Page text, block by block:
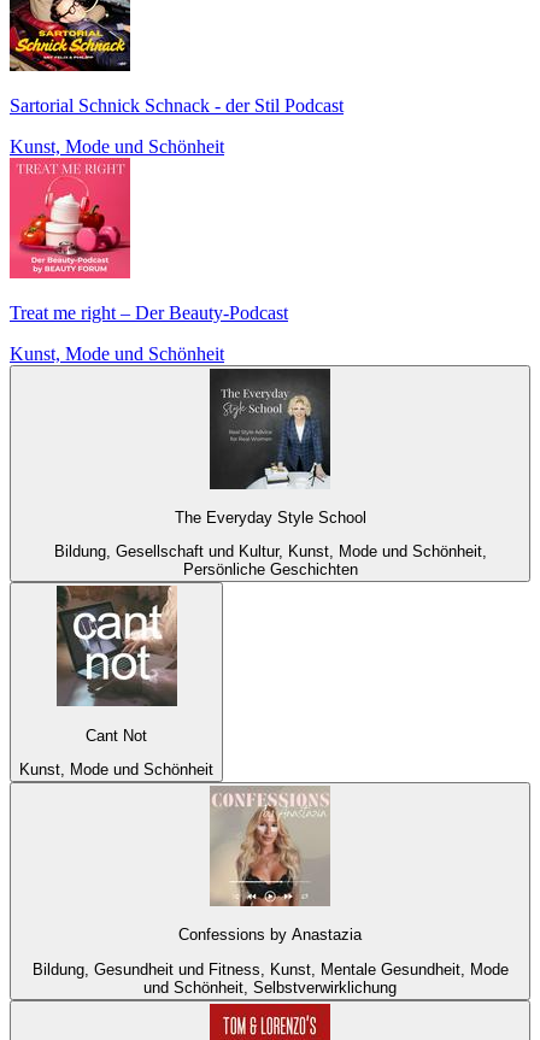
Sartorial Schnick Schnack - der Stil Podcast
Kunst, Mode und Schönheit
Treat me right – Der Beauty-Podcast
Kunst, Mode und Schönheit
The Everyday Style School
Bildung, Gesellschaft und Kultur, Kunst, Mode und Schönheit,
Persönliche Geschichten
Cant Not
Kunst, Mode und Schönheit
Confessions by Anastazia
Bildung, Gesundheit und Fitness, Kunst, Mentale Gesundheit, Mode
und Schönheit, Selbstverwirklichung